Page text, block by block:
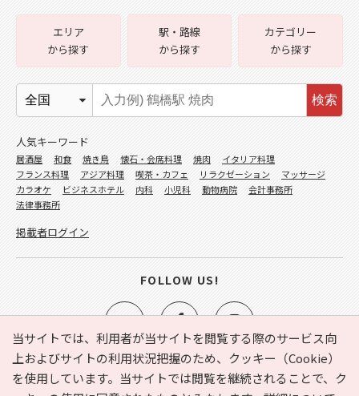
当サイトでは、利用者が当サイトを閲覧する際のサービス向
上およびサイトの利用状況把握のため、クッキー（Cookie）
を使用しています。当サイトでは閲覧を継続されることで、ク
e-NAVITA（イーナビタ）とは？ お気に入り ヘルプ
エリア
から探す
駅・路線
から探す
カテゴリー
から探す
検索
人気キーワード
居酒屋 和食 焼き鳥 懐石・会席料理 焼肉
イタリア料理
フランス料理
アジア料理 喫茶・カフェ リラクゼーション
マッサージ
カラオケ
ビジネスホテル 内科 小児科 動物病院
会計事務所
法律事務所
掲載者ログイン
FOLLOW US!